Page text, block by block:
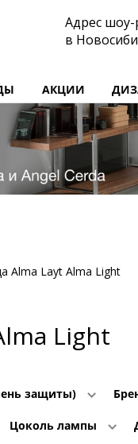
Адрес шоу-
в
АКЦИИ
Alma Layt Alma Light
Light
защиты)
Цоколь лампы